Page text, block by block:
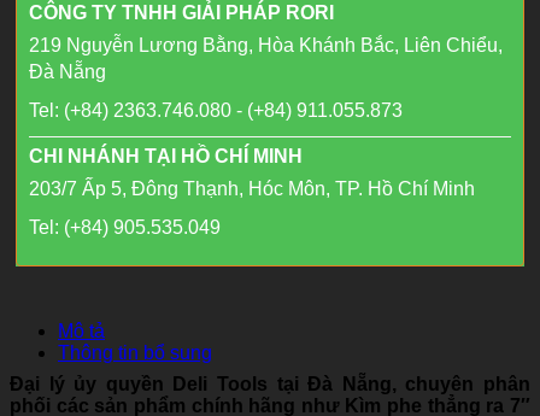
CÔNG TY TNHH GIẢI PHÁP RORI
219 Nguyễn Lương Bằng, Hòa Khánh Bắc, Liên Chiểu,
Đà Nẵng
Tel: (+84) 2363.746.080 - (+84) 911.055.873
CHI NHÁNH TẠI HỒ CHÍ MINH
203/7 Ấp 5, Đông Thạnh, Hóc Môn, TP. Hồ Chí Minh
Tel: (+84) 905.535.049
Mô tả
Thông tin bổ sung
Đại lý ủy quyền Deli Tools tại Đà Nẵng, chuyên phân
phối các sản phẩm chính hãng như Kìm phe thẳng ra 7″